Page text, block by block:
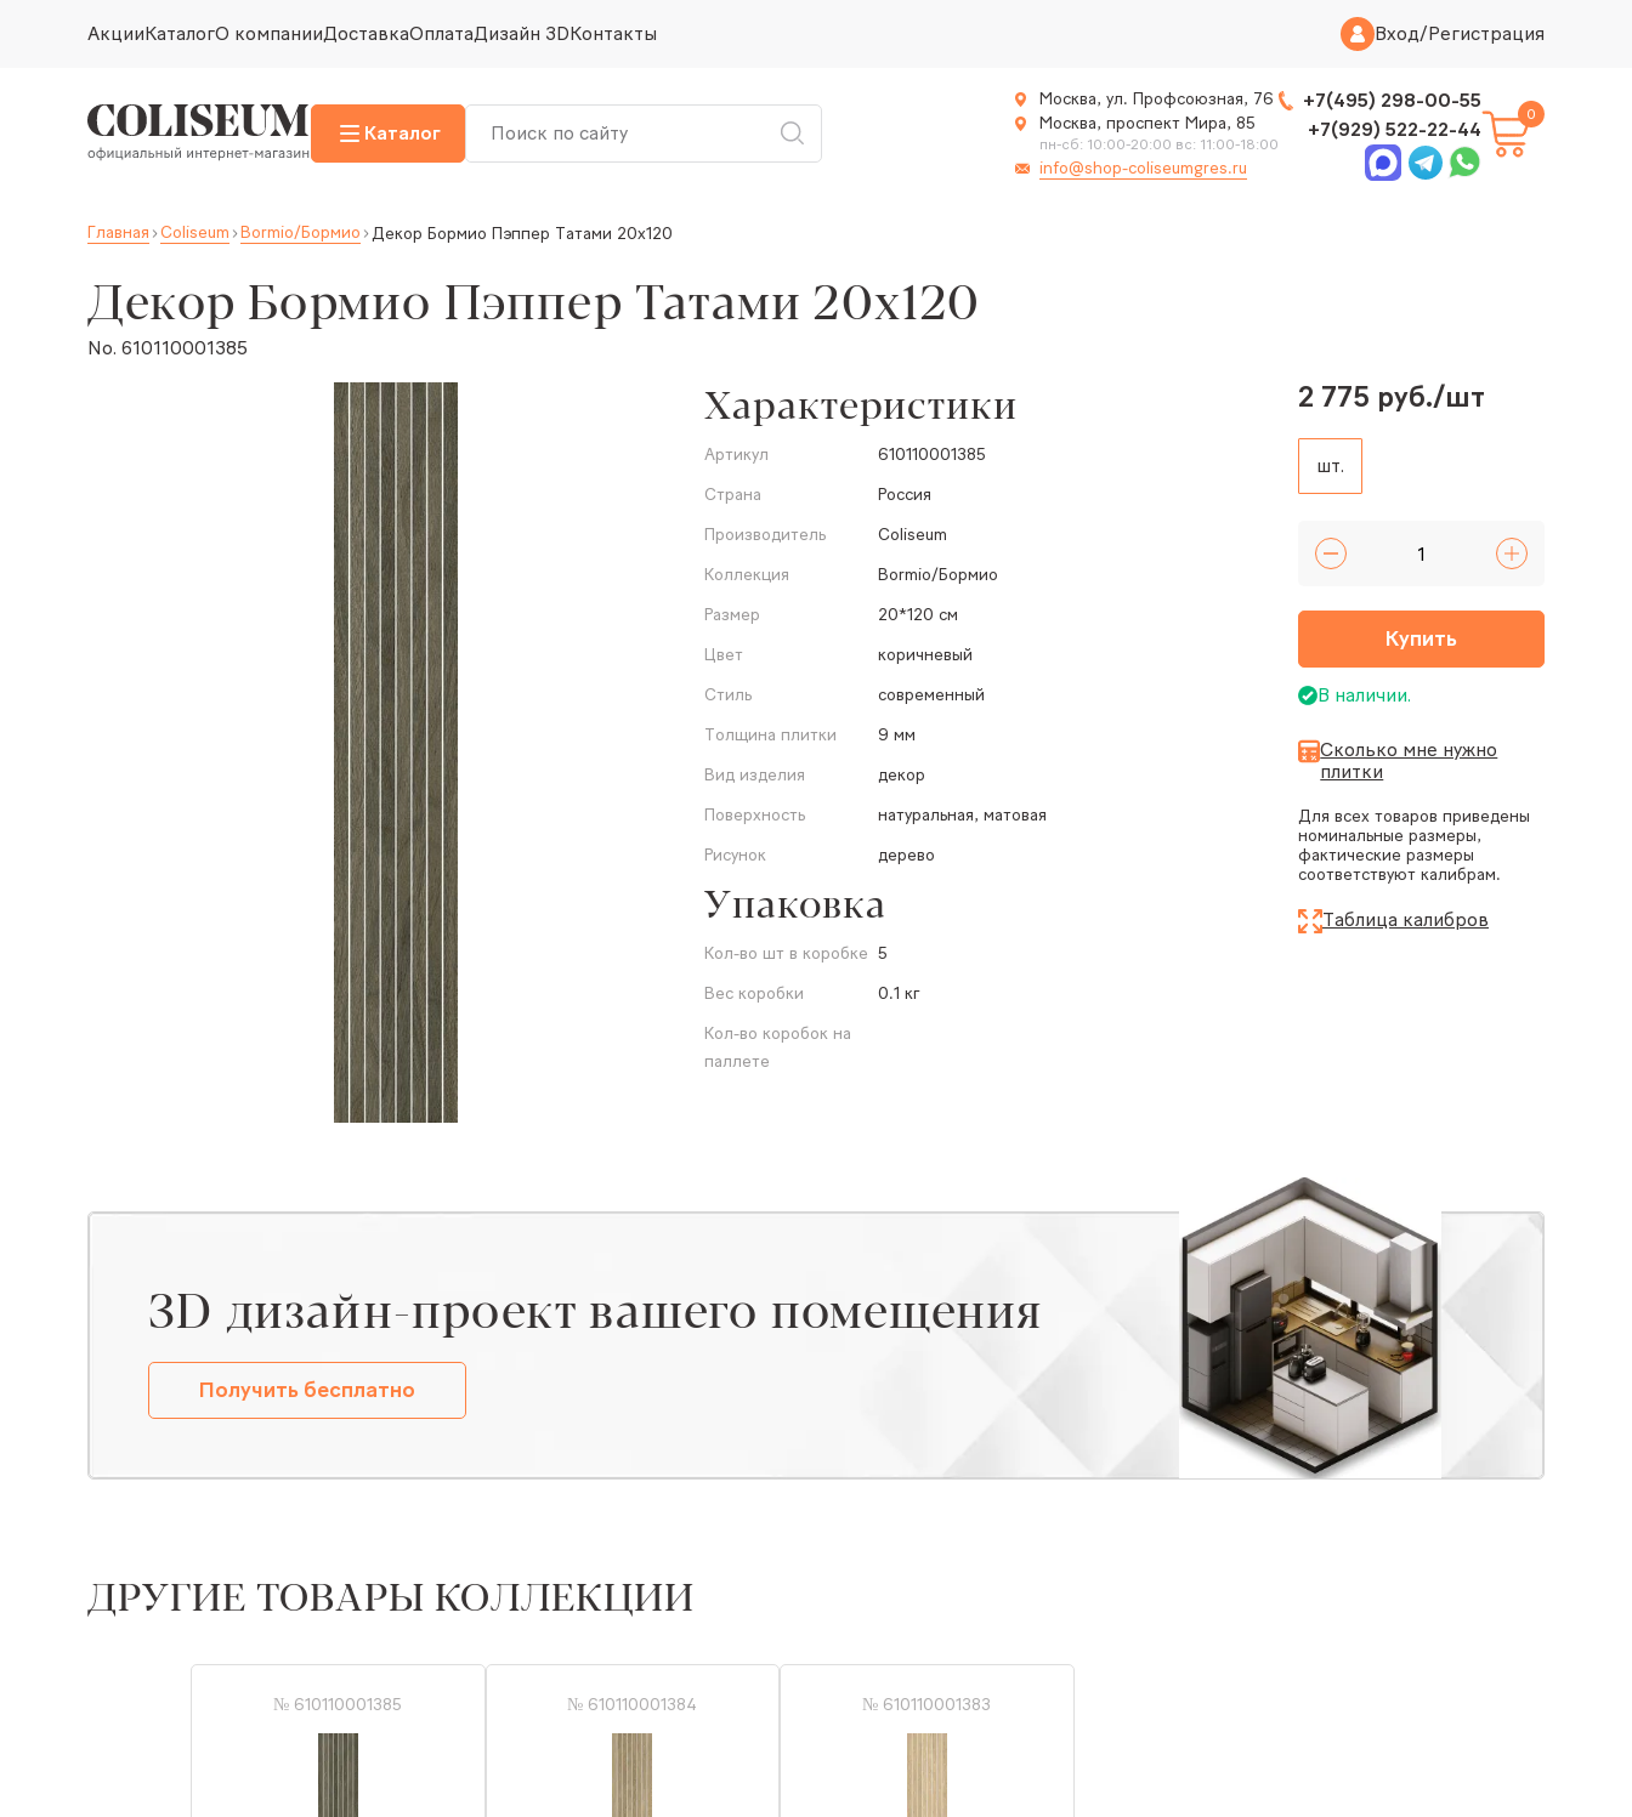
АкцииКаталогО компанииДоставкаОплатаДизайн 3DКонтакты Вход/Регистрация
Каталог
Москва, ул. Профсоюзная, 76
Москва, проспект Мира, 85
пн-сб: 10:00-20:00 вс: 11:00-18:00
info@shop-coliseumgres.ru
+7(495) 298-00-55
+7(929) 522-22-44
0
Главная Coliseum Bormio/Бормио Декор Бормио Пэппер Татами 20x120
Декор Бормио Пэппер Татами 20x120
No. 610110001385
Характеристики
Артикул
610110001385
Страна
Россия
Производитель
Coliseum
Коллекция
Bormio/Бормио
Размер
20*120 см
Цвет
коричневый
Стиль
современный
Толщина плитки
9 мм
Вид изделия
декор
Поверхность
натуральная, матовая
Рисунок
дерево
Упаковка
Кол-во шт в коробке 5
Вес коробки
0.1 кг
Кол-во коробок на
паллете
2 775 руб./шт
шт.
Купить
В наличии.
Сколько мне нужно
плитки
Для всех товаров приведены
номинальные размеры,
фактические размеры
соответствуют калибрам.
Таблица калибров
ЗD дизайн-проект вашего помещения
Получить бесплатно
ДРУГИЕ ТОВАРЫ КОЛЛЕКЦИИ
№ 610110001385 № 610110001384 № 610110001383